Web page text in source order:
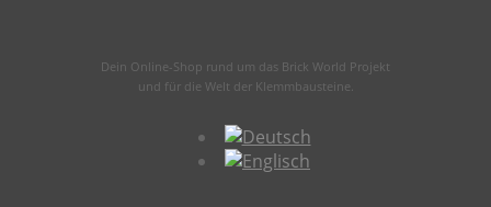
Dein Online-Shop rund um das Brick World Projekt
und für die Welt der Klemmbausteine.